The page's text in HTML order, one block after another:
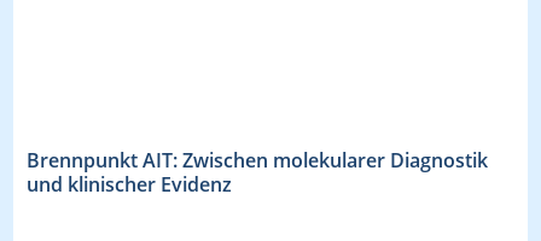
Brennpunkt AIT: Zwischen molekularer Diagnostik
und klinischer Evidenz